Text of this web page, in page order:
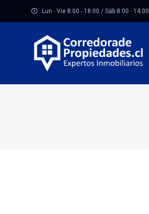
Lun - Vie 8:00 - 18:00 / Sáb 8:00 - 14:00